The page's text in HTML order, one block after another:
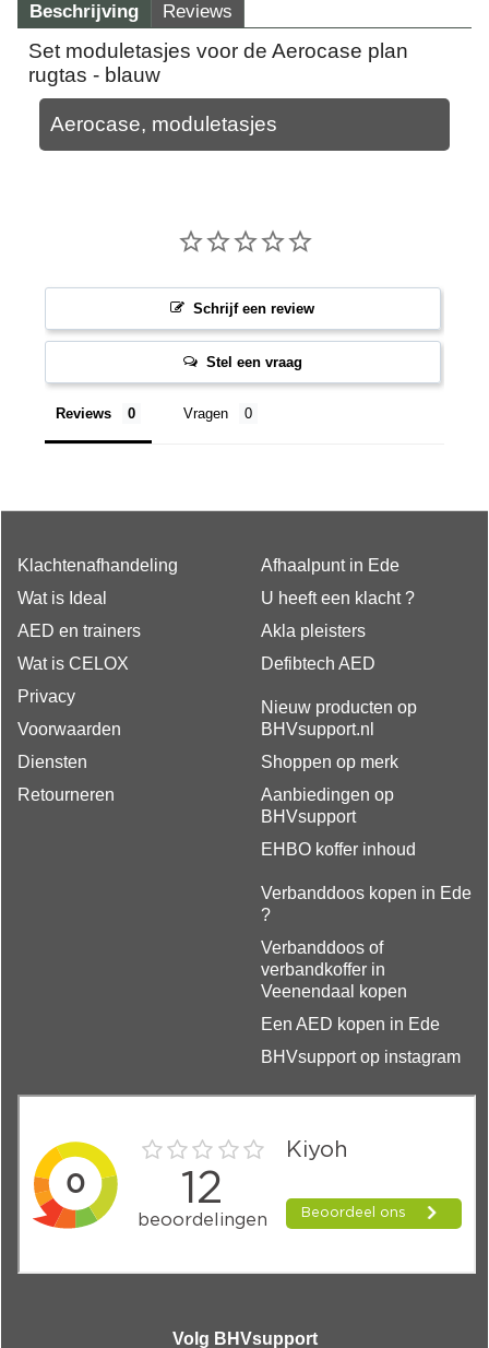
Beschrijving Reviews
Set moduletasjes voor de Aerocase plan
rugtas - blauw
Aerocase, moduletasjes
Schrijf een review
Stel een vraag
Reviews Vragen
Klachtenafhandeling
Wat is Ideal
AED en trainers
Wat is CELOX
Privacy
Voorwaarden
Diensten
Retourneren
Afhaalpunt in Ede
U heeft een klacht ?
Akla pleisters
Defibtech AED
Nieuw producten op
BHVsupport.nl
Shoppen op merk
Aanbiedingen op
BHVsupport
EHBO koffer inhoud
Verbanddoos kopen in Ede
?
Verbanddoos of
verbandkoffer in
Veenendaal kopen
Een AED kopen in Ede
BHVsupport op instagram
Volg BHVsupport